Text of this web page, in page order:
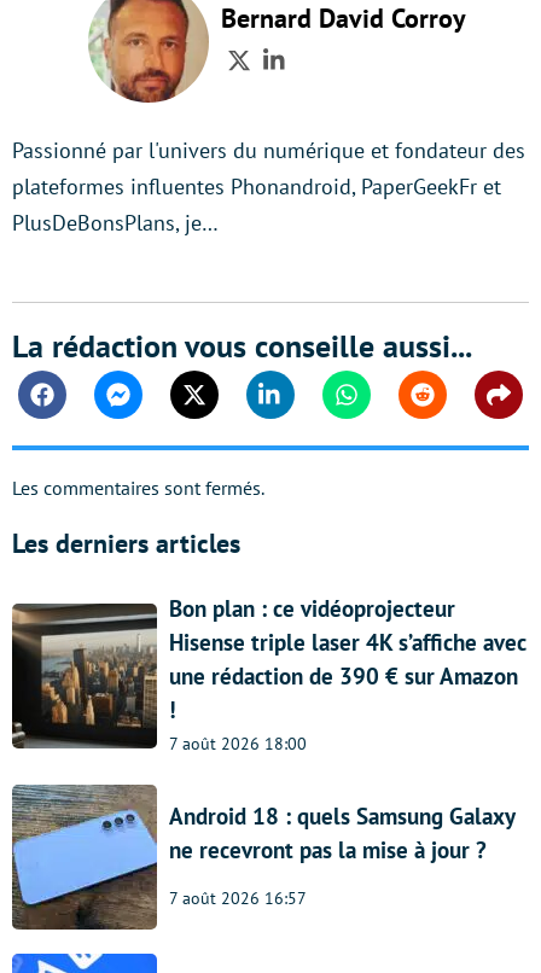
Bernard David Corroy
TwitterLinkedIn
Passionné par l'univers du numérique et fondateur des
plateformes influentes Phonandroid, PaperGeekFr et
PlusDeBonsPlans, je…
La rédaction vous conseille aussi...
FacebookMessengerTwitter Linkedin WhatsappReddit
Les commentaires sont fermés.
Les derniers articles
Bon plan : ce vidéoprojecteur
Hisense triple laser 4K s’affiche avec
une rédaction de 390 € sur Amazon
!
7 août 2026 18:00
Android 18 : quels Samsung Galaxy
ne recevront pas la mise à jour ?
7 août 2026 16:57